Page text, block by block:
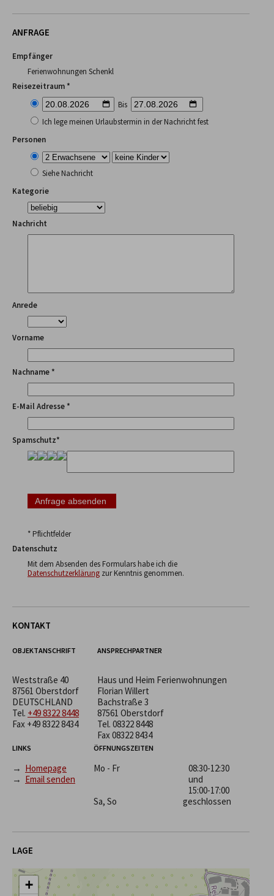
ANFRAGE
Empfänger
Ferienwohnungen Schenkl
Reisezeitraum *
Bis
Ich lege meinen Urlaubstermin in der Nachricht fest
Personen
Siehe Nachricht
Kategorie
Nachricht
Anrede
Vorname
Nachname *
E-Mail Adresse *
Spamschutz*
* Pflichtfelder
Datenschutz
Mit dem Absenden des Formulars habe ich die
Datenschutzerklärung zur Kenntnis genommen.
KONTAKT
OBJEKTANSCHRIFT
Weststraße 40
87561 Oberstdorf
DEUTSCHLAND
Tel. +49 8322 8448
Fax +49 8322 8434
ANSPRECHPARTNER
Haus und Heim Ferienwohnungen
Florian Willert
Bachstraße 3
87561 Oberstdorf
Tel. 08322 8448
Fax 08322 8434
LINKS
→ Homepage
→ Email senden
ÖFFNUNGSZEITEN
Mo - Fr
08:30-12:30
und
15:00-17:00
Sa, So
geschlossen
LAGE
+